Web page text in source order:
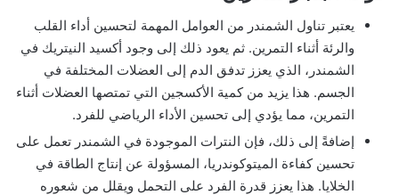
يعتبر تناول الشمندر من العوامل المهمة لتحسين أداء القلب
والرئة أثناء التمرين. ثم يعود ذلك إلى وجود أكسيد النيتريك في
الشمندر، الذي يعزز تدفق الدم إلى العضلات المختلفة في
الجسم. هذا يزيد من كمية الأكسجين التي تمتصها العضلات أثناء
التمرين، مما يؤدي إلى تحسين الأداء الرياضي للفرد.
إضافةً إلى ذلك، فإن النترات الموجودة في الشمندر تعمل على
تحسين كفاءة الميتوكوندريا، المسؤولة عن إنتاج الطاقة في
الخلايا. هذا يعزز قدرة الفرد على التحمل ويقلل من شعوره